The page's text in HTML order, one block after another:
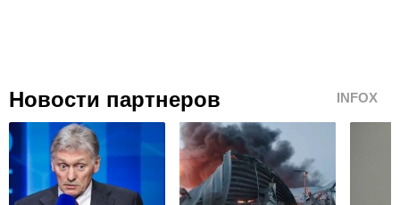
Новости партнеров INFOX